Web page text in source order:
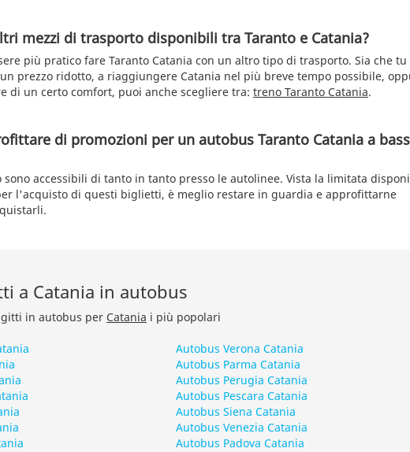
mezzi di trasporto disponibili tra Taranto e Catania?
più pratico fare Taranto Catania con un altro tipo di trasporto. Sia che tu
prezzo ridotto, a riaggiungere Catania nel più breve tempo possibile,
di un certo comfort, puoi anche scegliere tra: treno Taranto Catania.
di promozioni per un autobus Taranto Catania a
sono accessibili di tanto in tanto presso le autolinee. Vista la limitata
l'acquisto di questi biglietti, è meglio restare in guardia e approfittarne
a Catania in autobus
in autobus per Catania i più popolari
Autobus Verona Catania
Autobus Parma Catania
Autobus Perugia Catania
Autobus Pescara Catania
Autobus Siena Catania
Autobus Venezia Catania
Autobus Padova Catania